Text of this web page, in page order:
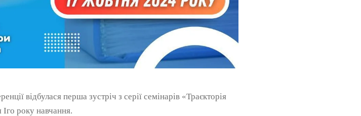
відбулася перша зустріч з серії семінарів «Траєкторія
Іго року навчання.